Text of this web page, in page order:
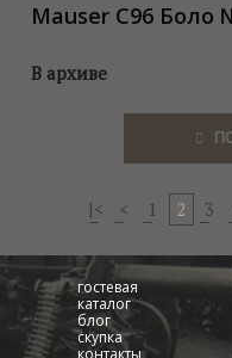
Mauser C96 Боло
В архиве
|< < 1 2 3
гостевая
каталог
блог
скупка
контакты